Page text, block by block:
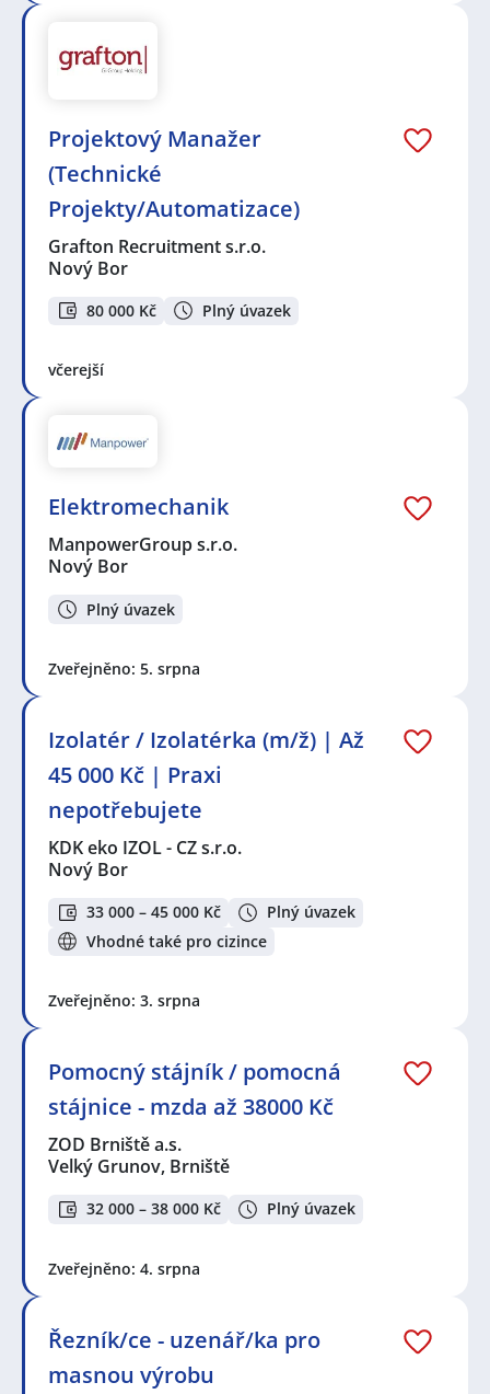
Projektový Manažer
(Technické
Projekty/Automatizace)
Grafton Recruitment s.r.o.
Nový Bor
80 000 Kč Plný úvazek
včerejší
Elektromechanik
ManpowerGroup s.r.o.
Nový Bor
Plný úvazek
Zveřejněno: 5. srpna
Izolatér / Izolatérka (m/ž) | Až
45 000 Kč | Praxi
nepotřebujete
KDK eko IZOL - CZ s.r.o.
Nový Bor
33 000 – 45 000 Kč
Plný úvazek
Vhodné také pro cizince
Zveřejněno: 3. srpna
Pomocný stájník / pomocná
stájnice - mzda až 38000 Kč
ZOD Brniště a.s.
Velký Grunov, Brniště
32 000 – 38 000 Kč Plný úvazek
Zveřejněno: 4. srpna
Řezník/ce - uzenář/ka pro
masnou výrobu